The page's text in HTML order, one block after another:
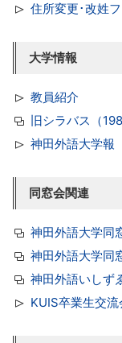
住所変更･改姓
大学情報
教員紹介
旧シラバス（
神田外語大学報
同窓会関連
神田外語大学同
神田外語大学同
神田外語いしず
KUIS卒業生交